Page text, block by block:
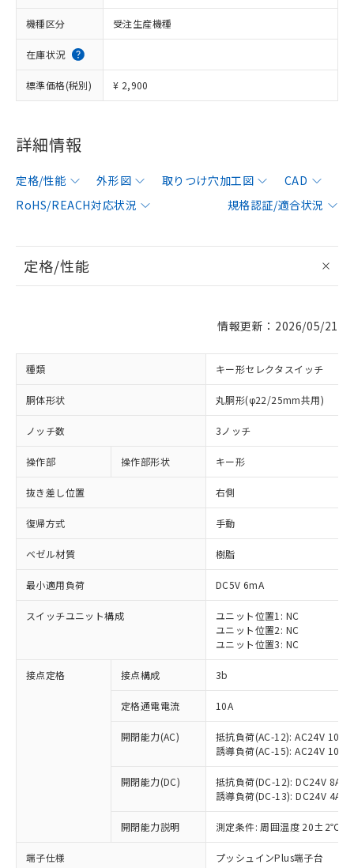
機種区分 受注生産機種
在庫状況
標準価格(税別) ¥ 2,900
詳細情報
定格/性能 外形図 取りつけ穴加工図
CAD
RoHS/REACH対応状況
規格認証/適合状況
定格/性能
情報更新：2026/05/21
種類 キー形セレクタスイッチ
胴体形状 丸胴形(φ22/25mm共用)
ノッチ数 3ノッチ
操作部 操作部形状 キー形
抜き差し位置 右側
復帰方式 手動
ベゼル材質 樹脂
最小適用負荷 DC5V 6mA
スイッチユニット構成
ユニット位置1: NC
ユニット位置2: NC
ユニット位置3: NC
接点定格 接点構成 3b
定格通電電流 10A
開閉能力(AC)
抵抗負荷(AC-12): AC24V 10A/
誘導負荷(AC-15): AC24V
開閉能力(DC)
抵抗負荷(DC-12): DC24V 8A/
誘導負荷(DC-13): DC24V 4A/
開閉能力説明 測定条件: 周囲温度 20±2℃、
端子仕様 プッシュインPlus端子台
ご利用条件
対応済み：EU RoHS指令（10物質）の
非含有に対応した製品が提供可能な商品で
対応予定：EU RoHS指令（10物質）の非含
有に対応した製品に切り替える予定のある
対応予定なし：EU RoHS指令（10物質）の